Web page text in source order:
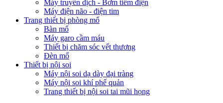
Máy truyền dịch - Bơm tiêm điện
Máy điện não - điện tim
Trang thiết bị phòng mổ
Bàn mổ
Máy garo cầm máu
Thiết bị chăm sóc vết thương
Đèn mổ
Thiết bị nội soi
Máy nội soi dạ dày đại tràng
Máy nội soi khí phế quản
Trang thiết bị nội soi tai mũi họng